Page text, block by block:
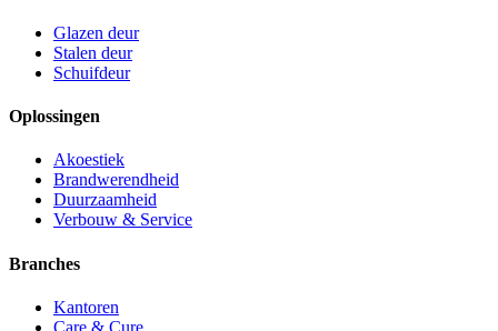
Glazen deur
Stalen deur
Schuifdeur
Oplossingen
Akoestiek
Brandwerendheid
Duurzaamheid
Verbouw & Service
Branches
Kantoren
Care & Cure